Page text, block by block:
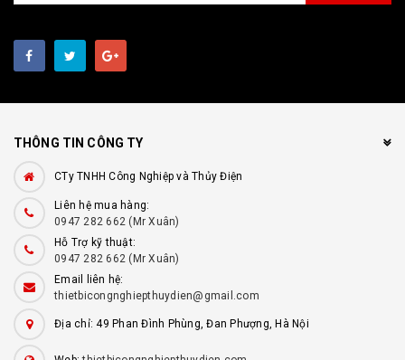
THÔNG TIN CÔNG TY
CTy TNHH Công Nghiệp và Thủy Điện
Liên hệ mua hàng:
0947 282 662 (Mr Xuân)
Hỗ Trợ kỹ thuật:
0947 282 662 (Mr Xuân)
Email liên hệ:
thietbicongnghiepthuydien@gmail.com
Địa chỉ: 49 Phan Đình Phùng, Đan Phượng, Hà Nội